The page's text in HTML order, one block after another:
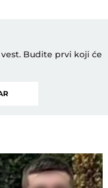
Budite prvi koji će